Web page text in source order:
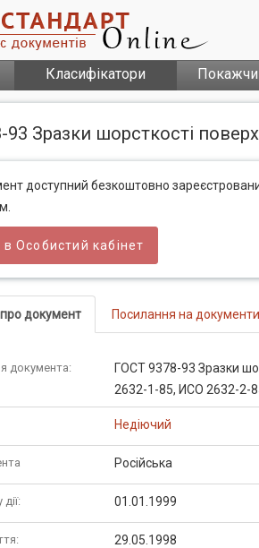
Класифікатори
93 Зразки шорсткості
доступний безкоштовно
вОсобистий кабінет
документ Посилання на документи
документа:
ГОСТ 9378-93 Зразки
2632-1-85, ИСО 2632-2-
Недіючий
Російська
01.01.1999
29.05.1998